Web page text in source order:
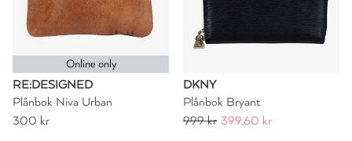
Online only
RE:DESIGNED
Plånbok Niva Urban
300 kr
DKNY
Plånbok Bryant
999 kr 399,60 kr